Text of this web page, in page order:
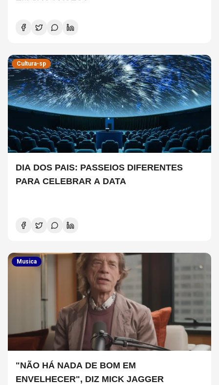
Cultura-sp
DIA DOS PAIS: PASSEIOS DIFERENTES
PARA CELEBRAR A DATA
Musica
"NÃO HÁ NADA DE BOM EM
ENVELHECER", DIZ MICK JAGGER